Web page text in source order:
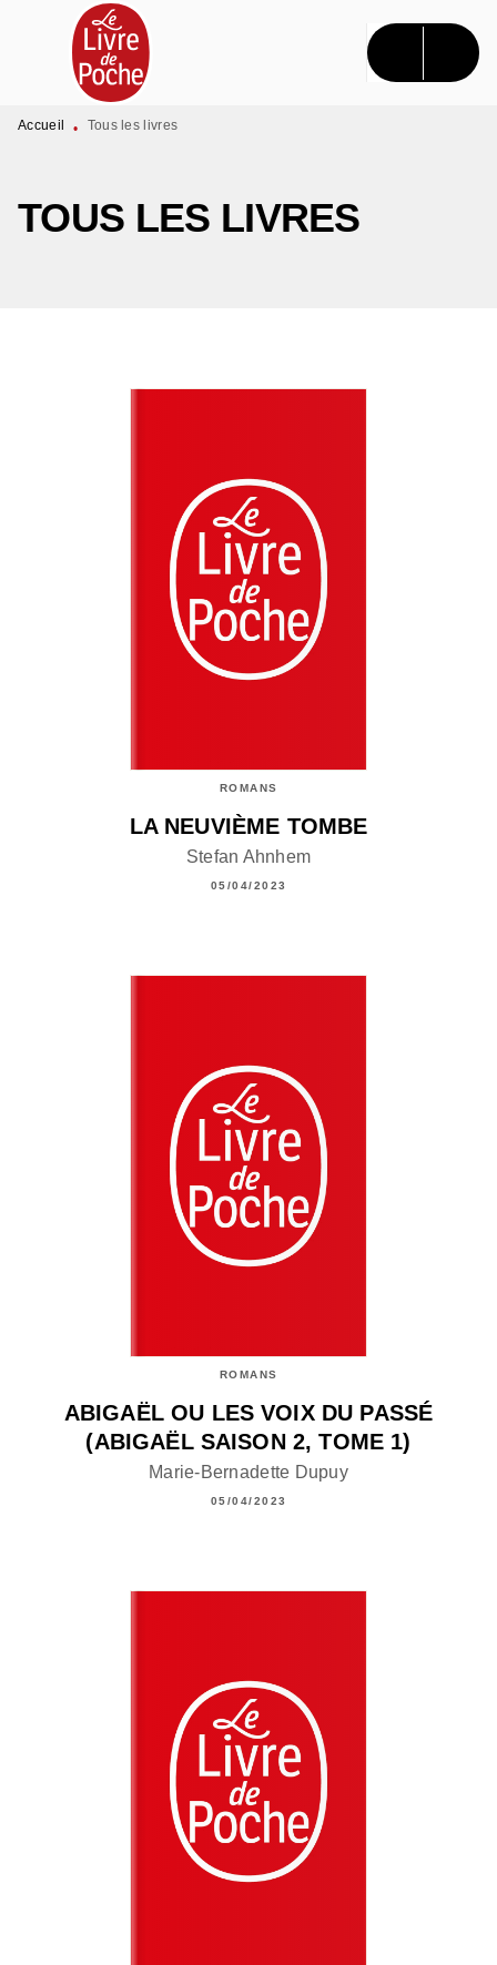
MENU RECHERCHE CONTENU
PIED DE PAGE
Accueil • Tous les livres
TOUS LES LIVRES
ROMANS
LA NEUVIÈME TOMBE
Stefan Ahnhem
05/04/2023
ROMANS
ABIGAËL OU LES VOIX DU PASSÉ
(ABIGAËL SAISON 2, TOME 1)
Marie-Bernadette Dupuy
05/04/2023